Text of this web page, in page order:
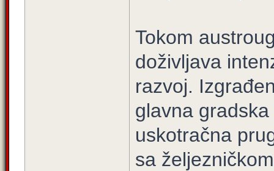
Tokom
doživljava
razvoj.
glavna
uskotračna
sa